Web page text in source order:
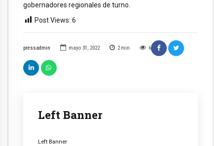
pressadmin mayo 31, 2022 2 min 6
Left Banner
Left Banner
gobernadores regionales de turno.
Post Views: 6